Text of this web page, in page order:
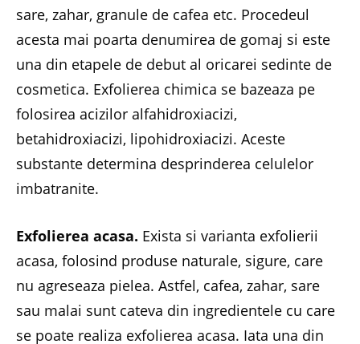
sare, zahar, granule de cafea etc. Procedeul
acesta mai poarta denumirea de gomaj si este
una din etapele de debut al oricarei sedinte de
cosmetica. Exfolierea chimica se bazeaza pe
folosirea acizilor alfahidroxiacizi,
betahidroxiacizi, lipohidroxiacizi. Aceste
substante determina desprinderea celulelor
imbatranite.
Exfolierea acasa. Exista si varianta exfolierii
acasa, folosind produse naturale, sigure, care
nu agreseaza pielea. Astfel, cafea, zahar, sare
sau malai sunt cateva din ingredientele cu care
se poate realiza exfolierea acasa. Iata una din